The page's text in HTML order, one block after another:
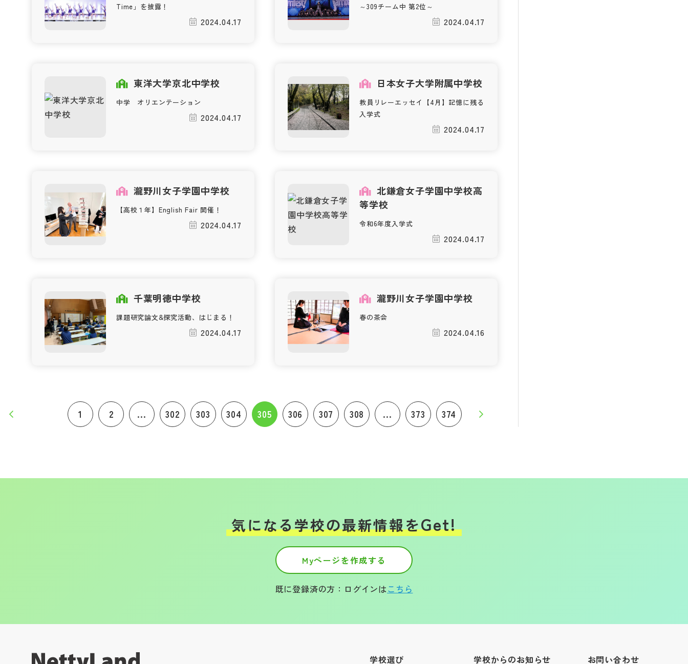
Time」を披露！
2024.04.17
～309チーム中 第2位～
2024.04.17
東洋大学京北中学校
中学 オリエンテーション
2024.04.17
日本女子大学附属中学校
教員リレーエッセイ【4月】記憶に残る
入学式
2024.04.17
瀧野川女子学園中学校
【高校１年】English Fair 開催！
2024.04.17
北鎌倉女子学園中学校高
等学校
令和6年度入学式
2024.04.17
千葉明徳中学校
課題研究論文&探究活動、はじまる！
2024.04.17
瀧野川女子学園中学校
春の茶会
2024.04.16
1 2 ... 302 303 304 305 306 307 308 ... 373 374
気になる学校の最新情報をGet!
Myページを作成する
既に登録済の方：ログインはこちら
学校選び 学校からのお知らせ お問い合わせ